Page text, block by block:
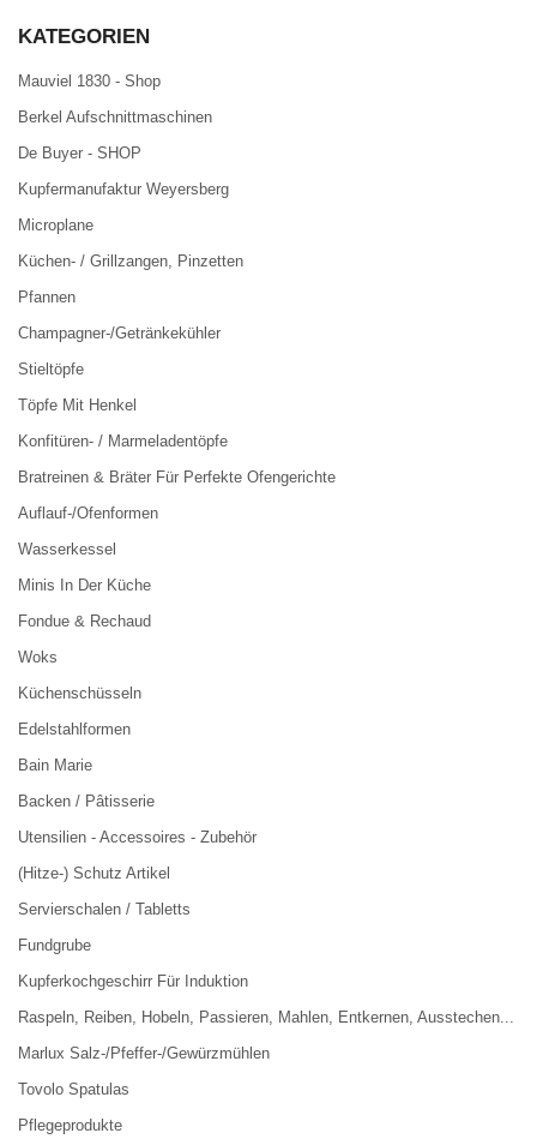
KATEGORIEN
Mauviel 1830 - Shop
Berkel Aufschnittmaschinen
De Buyer - SHOP
Kupfermanufaktur Weyersberg
Microplane
Küchen- / Grillzangen, Pinzetten
Pfannen
Champagner-/Getränkekühler
Stieltöpfe
Töpfe Mit Henkel
Konfitüren- / Marmeladentöpfe
Bratreinen & Bräter Für Perfekte Ofengerichte
Auflauf-/Ofenformen
Wasserkessel
Minis In Der Küche
Fondue & Rechaud
Woks
Küchenschüsseln
Edelstahlformen
Bain Marie
Backen / Pâtisserie
Utensilien - Accessoires - Zubehör
(Hitze-) Schutz Artikel
Servierschalen / Tabletts
Fundgrube
Kupferkochgeschirr Für Induktion
Raspeln, Reiben, Hobeln, Passieren, Mahlen, Entkernen, Ausstechen...
Marlux Salz-/Pfeffer-/Gewürzmühlen
Tovolo Spatulas
Pflegeprodukte